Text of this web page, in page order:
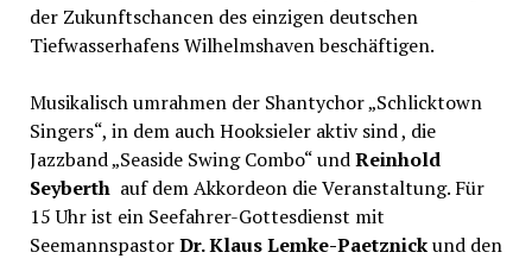
der Zukunftschancen des einzigen deutschen
Tiefwasserhafens Wilhelmshaven beschäftigen.
Musikalisch umrahmen der Shantychor „Schlicktown
Singers“, in dem auch Hooksieler aktiv sind , die
Jazzband „Seaside Swing Combo“ undReinhold
Seyberthauf dem Akkordeon die Veranstaltung. Für
15 Uhr ist ein Seefahrer-Gottesdienst mit
SeemannspastorDr. Klaus Lemke-Paetznickund den